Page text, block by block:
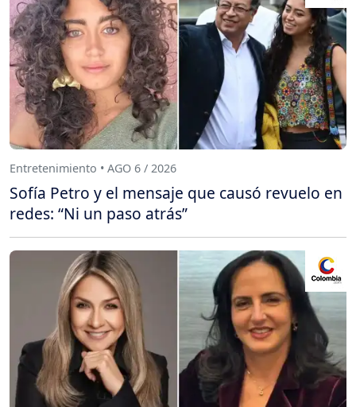
Entretenimiento • AGO 6 / 2026
Sofía Petro y el mensaje que causó revuelo en
redes: “Ni un paso atrás”